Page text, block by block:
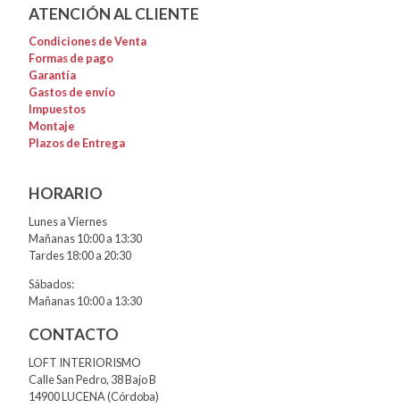
ATENCIÓN AL CLIENTE
Condiciones de Venta
Formas de pago
Garantía
Gastos de envío
Impuestos
Montaje
Plazos de Entrega
HORARIO
Lunes a Viernes
Mañanas 10:00 a 13:30
Tardes 18:00 a 20:30
Sábados:
Mañanas 10:00 a 13:30
CONTACTO
LOFT INTERIORISMO
Calle San Pedro, 38 Bajo B
14900 LUCENA (Córdoba)